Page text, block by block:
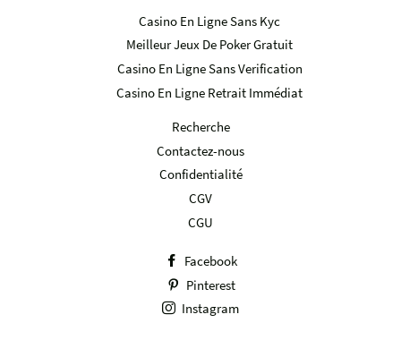
Casino En Ligne Sans Kyc
Meilleur Jeux De Poker Gratuit
Casino En Ligne Sans Verification
Casino En Ligne Retrait Immédiat
Recherche
Contactez-nous
Confidentialité
CGV
CGU
Facebook
Pinterest
Instagram